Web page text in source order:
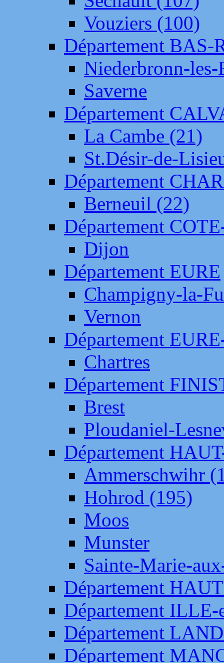
Vouziers (100)
Département BAS-
Niederbronn-
Saverne
Département
La Cambe (21)
St.Désir-de-
Département
Berneuil (22)
Département
Dijon
Département EURE
Champigny-la-
Vernon
Département
Chartres
Département
Brest
Ploudaniel-
Département
Ammerschwihr
Hohrod (195)
Moos
Munster
Sainte-Marie-
Département
Département
Département
Département